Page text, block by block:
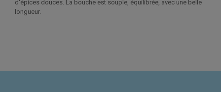
d'épices douces. La bouche est souple, équilibrée, avec une belle
longueur.